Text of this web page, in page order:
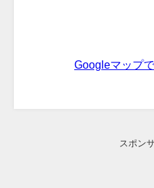
Googleマップで
スポン